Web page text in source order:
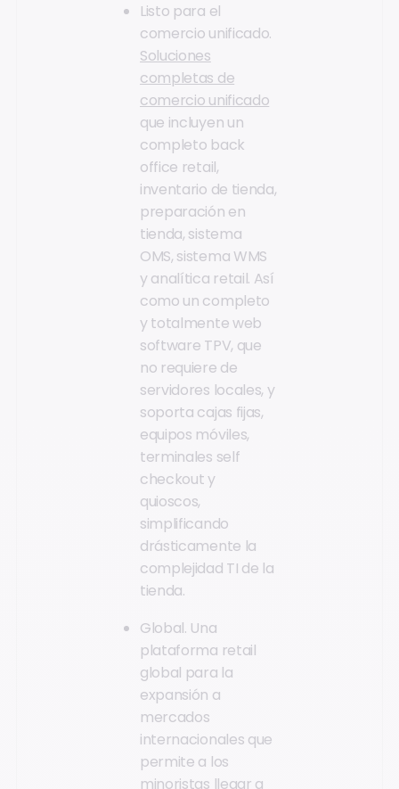
Listo para el
comercio unificado.
Soluciones
completas de
comercio unificado
que incluyen un
completo back
office retail,
inventario de tienda,
preparación en
tienda, sistema
OMS, sistema WMS
y analítica retail. Así
como un completo
y totalmente web
software TPV, que
no requiere de
servidores locales, y
soporta cajas fijas,
equipos móviles,
terminales self
checkout y
quioscos,
simplificando
drásticamente la
complejidad TI de la
tienda.
Global. Una
plataforma retail
global para la
expansión a
mercados
internacionales que
permite a los
minoristas llegar a